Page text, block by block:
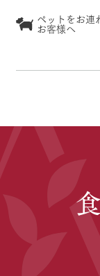
ペットをお連
お客様へ